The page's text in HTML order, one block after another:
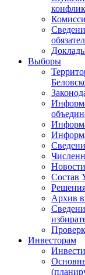
Выборы
Новости
Состав
Архив
Инвесторам